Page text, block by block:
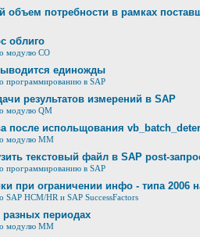
объем потребности в рамках
облиго
модулю СО
единожды
программированию в SAP
результатов измерений в SAP
модулю QM
после испольщования
модулю ММ
текстовый файл в SAP post-
программированию в SAP
при ограничении инфо - типа 2006
HCM/HR и SAP SuccessFactors
периодах
модулю ММ